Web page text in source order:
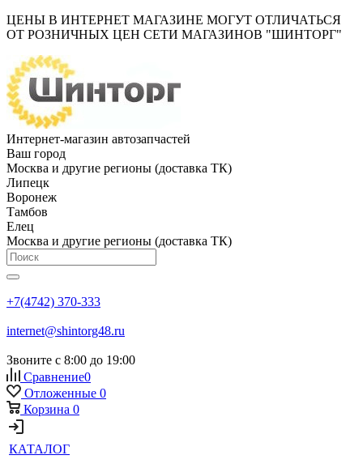
ЦЕНЫ В ИНТЕРНЕТ МАГАЗИНЕ МОГУТ ОТЛИЧАТЬСЯ
ОТ РОЗНИЧНЫХ ЦЕН СЕТИ МАГАЗИНОВ "ШИНТОРГ"
Интернет-магазин автозапчастей
Ваш город
Москва и другие регионы (доставка ТК)
Липецк
Воронеж
Тамбов
Елец
Москва и другие регионы (доставка ТК)
+7(4742) 370-333
internet@shintorg48.ru
Звоните с 8:00 до 19:00
Сравнение0
Отложенные 0
Корзина 0
КАТАЛОГ